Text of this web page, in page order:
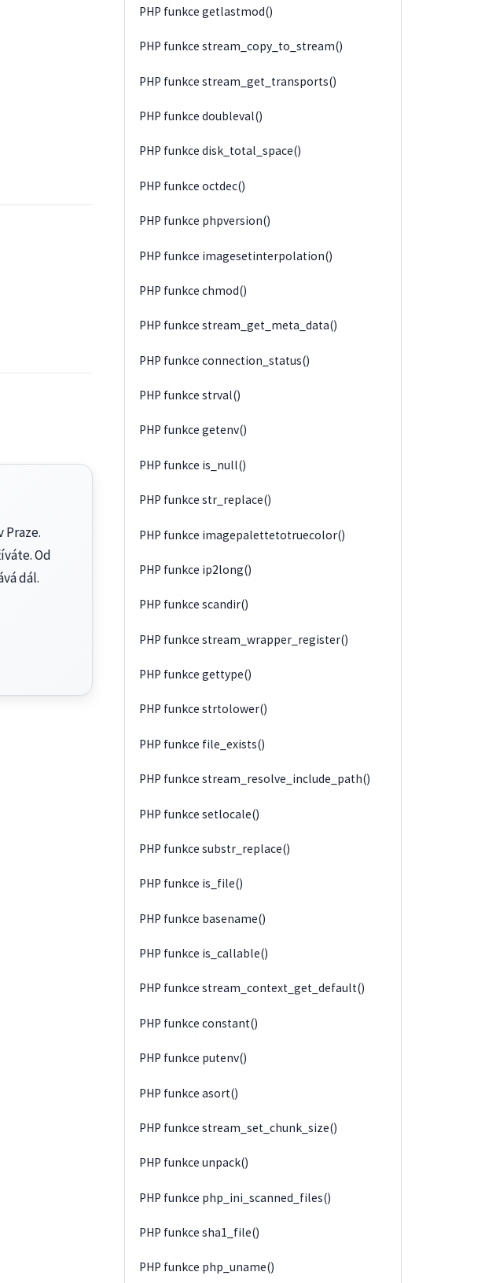
Praze.
Od
dál.
PHP funkce getlastmod()
PHP funkce stream_copy_to_stream()
PHP funkce stream_get_transports()
PHP funkce doubleval()
PHP funkce disk_total_space()
PHP funkce octdec()
PHP funkce phpversion()
PHP funkce imagesetinterpolation()
PHP funkce chmod()
PHP funkce stream_get_meta_data()
PHP funkce connection_status()
PHP funkce strval()
PHP funkce getenv()
PHP funkce is_null()
PHP funkce str_replace()
PHP funkce imagepalettetotruecolor()
PHP funkce ip2long()
PHP funkce scandir()
PHP funkce stream_wrapper_register()
PHP funkce gettype()
PHP funkce strtolower()
PHP funkce file_exists()
PHP funkce stream_resolve_include_path()
PHP funkce setlocale()
PHP funkce substr_replace()
PHP funkce is_file()
PHP funkce basename()
PHP funkce is_callable()
PHP funkce stream_context_get_default()
PHP funkce constant()
PHP funkce putenv()
PHP funkce asort()
PHP funkce stream_set_chunk_size()
PHP funkce unpack()
PHP funkce php_ini_scanned_files()
PHP funkce sha1_file()
PHP funkce php_uname()